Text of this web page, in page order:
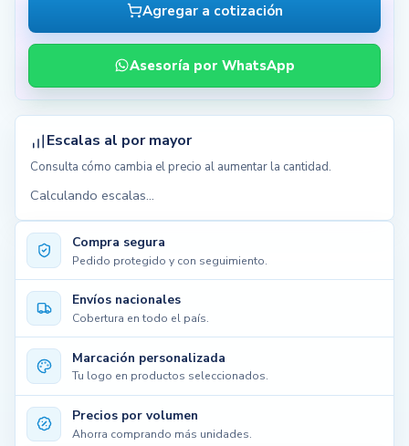
Compra segura
Pedido protegido y con seguimiento.
Envíos nacionales
Cobertura en todo el país.
Marcación personalizada
Tu logo en productos seleccionados.
Precios por volumen
Ahorra comprando más unidades.
Agregar a cotización
Asesoría por WhatsApp
Escalas al por mayor
Consulta cómo cambia el precio al aumentar la cantidad.
Calculando escalas...